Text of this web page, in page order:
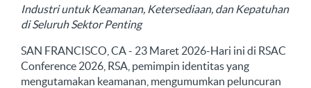
Industri untuk Keamanan, Ketersediaan, dan Kepatuhan
di Seluruh Sektor Penting
SAN FRANCISCO, CA - 23 Maret 2026-Hari ini di RSAC
Conference 2026, RSA, pemimpin identitas yang
mengutamakan keamanan, mengumumkan peluncuran